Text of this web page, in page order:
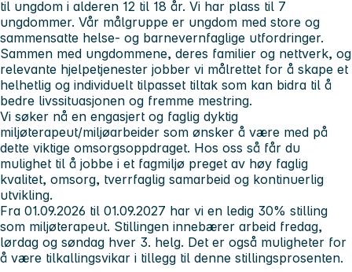
til ungdom i alderen 12 til 18 år. Vi har plass til 7
ungdommer. Vår målgruppe er ungdom med store og
sammensatte helse- og barnevernfaglige utfordringer.
Sammen med ungdommene, deres familier og nettverk, og
relevante hjelpetjenester jobber vi målrettet for å skape et
helhetlig og individuelt tilpasset tiltak som kan bidra til å
bedre livssituasjonen og fremme mestring.
Vi søker nå en engasjert og faglig dyktig
miljøterapeut/miljøarbeider som ønsker å være med på
dette viktige omsorgsoppdraget. Hos oss så får du
mulighet til å jobbe i et fagmiljø preget av høy faglig
kvalitet, omsorg, tverrfaglig samarbeid og kontinuerlig
utvikling.
Fra 01.09.2026 til 01.09.2027 har vi en ledig 30% stilling
som miljøterapeut. Stillingen innebærer arbeid fredag,
lørdag og søndag hver 3. helg. Det er også muligheter for
å være tilkallingsvikar i tillegg til denne stillingsprosenten.